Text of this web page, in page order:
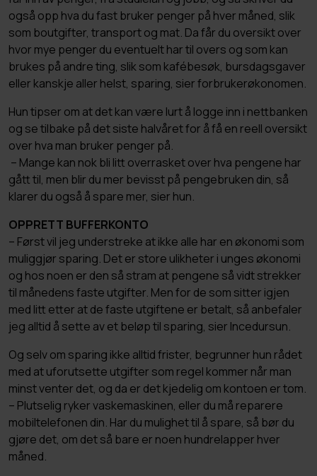
også opp hva du fast bruker penger på hver måned, slik
som boutgifter, transport og mat. Da får du oversikt over
hvor mye penger du eventuelt har til overs og som kan
brukes på andre ting, slik som kafébesøk, bursdagsgaver
eller kanskje aller helst, sparing, sier forbrukerøkonomen.
Hun tipser om at det kan være lurt å logge inn i nettbanken
og se tilbake på det siste halvåret for å få en reell oversikt
over hva man bruker penger på.
– Mange kan nok bli litt overrasket over hva pengene har
gått til, men blir du mer bevisst på pengebruken din, så
klarer du også å spare mer, sier hun.
OPPRETT BUFFERKONTO
– Først vil jeg understreke at ikke alle har en økonomi som
muliggjør sparing. Det er store ulikheter i unges økonomi
og hos noen er den så stram at pengene så vidt strekker
til månedens faste utgifter. Men for de som sitter igjen
med litt etter at de faste utgiftene er betalt, så anbefaler
jeg alltid å sette av et beløp til sparing, sier Incedursun.
Og selv om sparing ikke alltid frister, begrunner hun rådet
med at uforutsette utgifter som regel kommer når man
minst venter det, og da er det kjedelig om kontoen er tom.
– Plutselig ryker vaskemaskinen, eller du må reparere
mobiltelefonen din. Har du mulighet til å spare, så bør du
gjøre det, om det så bare er noen hundrelapper hver
måned.